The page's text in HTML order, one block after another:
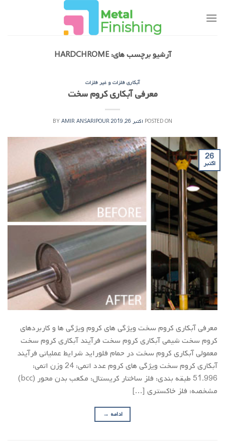
آرشیو برچسب های:HARDCHROME
آبکاری فلزات و غیر فلزات
معرفی آبکاری کروم سخت
POSTED ON اکتبر 26, 2019 BYAMIR ANSARIPOUR
26
اکتبر
معرفی آبکاری کروم سخت ویژگی های کروم ویژگی ها و کاربردهای
کروم سخت شیمی آبکاری کروم سخت فرآیند آبکاری کروم سخت
معمولی آبکاری کروم سخت در حمام فلوراید شرایط عملیاتی فرآیند
آبکاری کروم سخت ویژگی های کروم عدد اتمی: 24 وزن اتمی:
51.996 طبقه بندی: فلز ساختار کریستال: مکعب بدن محور (bcc)
مشخصه: فلز خاکستری […]
ادامه →